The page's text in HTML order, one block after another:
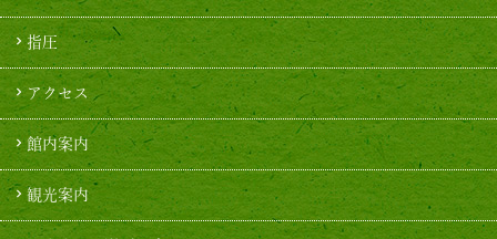
指圧
アクセス
館内案内
観光案内